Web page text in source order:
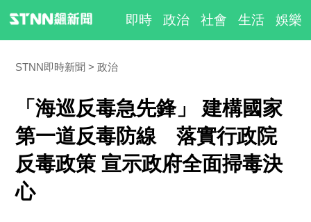
即時 政治 社會 生活 娛樂
STNN即時新聞 政治
「海巡反毒急先鋒」 建構國家
第一道反毒防線 落實行政院
反毒政策 宣示政府全面掃毒決
心